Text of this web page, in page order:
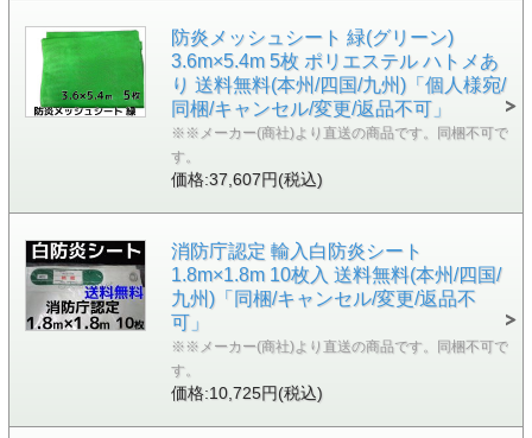
防炎メッシュシート 緑(グリーン)
3.6m×5.4m 5枚 ポリエステル ハトメあ
り 送料無料(本州/四国/九州)「個人様宛/
同梱/キャンセル/変更/返品不可」
※※メーカー(商社)より直送の商品です。同梱不可で
す。
価格:37,607円(税込)
消防庁認定 輸入白防炎シート
1.8m×1.8m 10枚入 送料無料(本州/四国/
九州)「同梱/キャンセル/変更/返品不
可」
※※メーカー(商社)より直送の商品です。同梱不可で
す。
価格:10,725円(税込)